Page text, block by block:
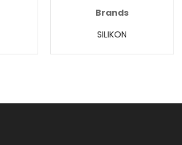
Brands
SILIKON